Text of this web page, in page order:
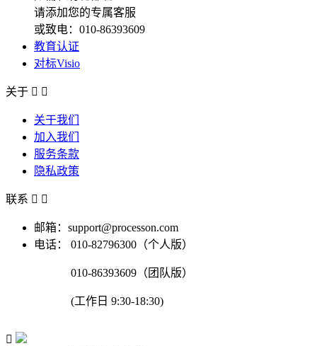
请添加您的专属客服
或致电：010-86393609
教育认证
对标Visio
关于  
关于我们
加入我们
服务条款
隐私政策
联系  
邮箱：support@processon.com
电话：
010-82796300（个人版）
010-86393609（团队版）
(工作日 9:30-18:30)
